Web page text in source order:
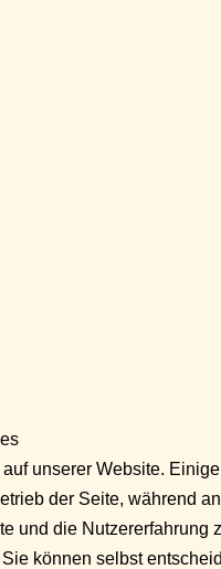
unserer Website.
der Seite, während
und die Nutzererfahrung
können selbst